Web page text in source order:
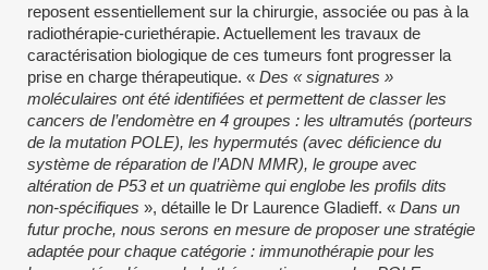
reposent essentiellement sur la chirurgie, associée ou pas à la
radiothérapie-curiethérapie. Actuellement les travaux de
caractérisation biologique de ces tumeurs font progresser la
prise en charge thérapeutique. « Des « signatures »
moléculaires ont été identifiées et permettent de classer les
cancers de l’endomètre en 4 groupes : les ultramutés (porteurs
de la mutation POLE), les hypermutés (avec déficience du
système de réparation de l’ADN MMR), le groupe avec
altération de P53 et un quatrième qui englobe les profils dits
non-spécifiques », détaille le Dr Laurence Gladieff. « Dans un
futur proche, nous serons en mesure de proposer une stratégie
adaptée pour chaque catégorie : immunothérapie pour les